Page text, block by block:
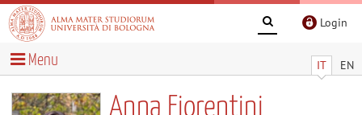
Login
IT EN
Menu
Anna Fiorentini